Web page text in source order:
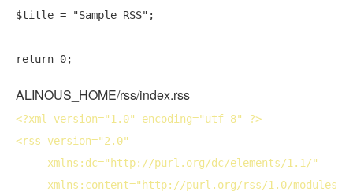
$title =
"Sample RSS" ;
return
ALINOUS_HOME/rss/index.rss
<?xml version="1.0" encoding="utf-8" ?>
<rss version="2.0"
xmlns:dc="http://purl.org/dc/elements/1.1/"
xmlns:content="http://purl.org/rss/1.0/modules